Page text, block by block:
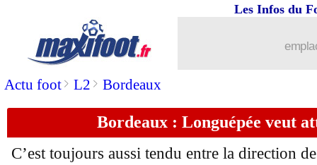
Actu foot> L2 > Bordeaux
Les Infos du
Bordeaux : Longuépée veut
C’est toujours aussi tendu entre la direction
PHOTO : la distanciation sociale sur
16/05 Real: Chiellini fan du vice de Ramos
16/05 OM: Gonzalez inquiet pour son